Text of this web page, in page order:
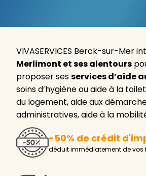
VIVASERVICES Berck-sur-Mer
Merlimont et ses alentours
proposer sesservices d’aide
soins d’hygiène ou aide à la
du logement, aide aux
administratives, aide à la
-50% de crédit
déduit immédiatement de vos